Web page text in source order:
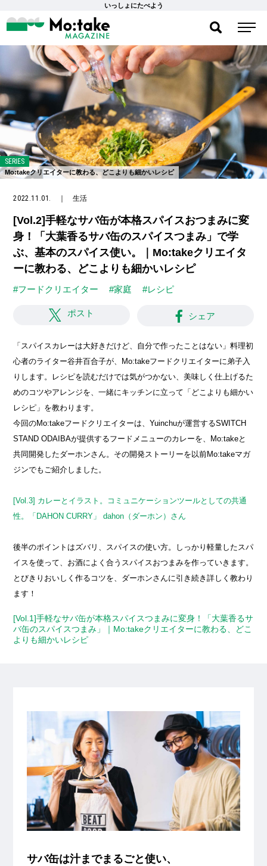
いっしょにたべよう
SERIES
Mo:takeクリエイターに教わる、どこよりも細かいレシピ
2022.11.01. ｜生活
[Vol.2]手軽なサバ缶が本格スパイスおつまみに変
身！「大葉香るサバ缶のスパイスつまみ」で学
ぶ、基本のスパイス使い。｜Mo:takeクリエイタ
ーに教わる、どこよりも細かいレシピ
#フードクリエイター #家庭 #レシピ
ポスト シェア
「スパイスカレーは大好きだけど、自分で作ったことはない」料理初
心者のライター谷井百合子が、Mo:takeフードクリエイターに弟子入
りします。レシピを読むだけでは気がつかない、美味しく仕上げるた
めのコツやアレンジを、一緒にキッチンに立って「どこよりも細かい
レシピ」を教わります。
今回のMo:takeフードクリエイターは、Yuinchuが運営するSWITCH
STAND ODAIBAが提供するフードメニューのカレーを、Mo:takeと
共同開発したダーホンさん。その開発ストーリーを以前Mo:takeマガ
ジンでもご紹介しました。
[Vol.3] カレーとイラスト。コミュニケーションツールとしての共通
性。「DAHON CURRY」 dahon（ダーホン）さん
後半のポイントはズバリ、スパイスの使い方。しっかり軽量したスパ
イスを使って、お酒によく合うスパイスおつまみを作っていきます。
とびきりおいしく作るコツを、ダーホンさんに引き続き詳しく教わり
ます！
[Vol.1]手軽なサバ缶が本格スパイスつまみに変身！「大葉香るサ
バ缶のスパイスつまみ」｜Mo:takeクリエイターに教わる、どこ
よりも細かいレシピ
サバ缶は汁までまるごと使い、